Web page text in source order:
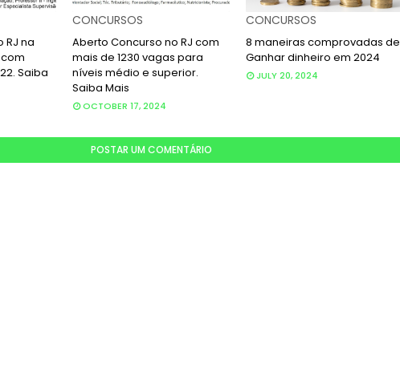
RJ na
Saiba
CONCURSOS
Aberto Concurso no RJ com
mais de 1230 vagas para
níveis médio e superior.
Saiba Mais
OCTOBER 17, 2024
CONCURSOS
8 maneiras comprovadas de
Ganhar dinheiro em 2024
JULY 20, 2024
POSTAR UM COMENTÁRIO